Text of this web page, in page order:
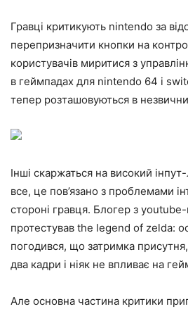
Гравці критикують nintendo за
перепризначити кнопки на
користувачів миритися з
в геймпадах для nintendo 64 і
тепер розташовуються в
Інші скаржаться на високий
все, це пов’язано з проблемами
стороні гравця. Блогер з
протестував the legend of zelda:
погодився, що затримка
два кадри і ніяк не впливає на
Але основна частина критики